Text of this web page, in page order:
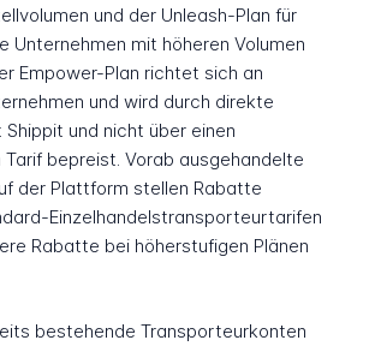
und der Unleash-Plan für
Unternehmen mit höheren Volumen
Empower-Plan richtet sich an
und wird durch direkte
Shippit und nicht über einen
bepreist. Vorab ausgehandelte
der Plattform stellen Rabatte
Einzelhandelstransporteurtarifen
Rabatte bei höherstufigen Plänen
bestehende Transporteurkonten